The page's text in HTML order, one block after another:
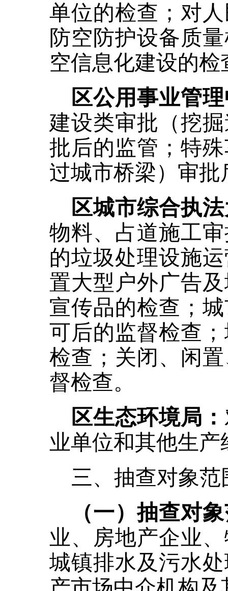
单位的检查；对
防空防护设备质
空信息化建设的检
区公用事业管
建设类审批（挖
批后的监管；特
过城市桥梁）审
区城市综合执
物料、占道施工
的垃圾处理设施
置大型户外广告
宣传品的检查；
可后的监督检查
检查；关闭、闲
督检查。
区生态环境局：
业单位和其他生
三、抽查对象范
（一）抽查对
业、房地产企业
城镇排水及污水